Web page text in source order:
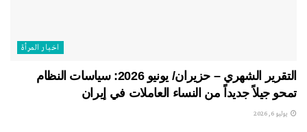
اخبار المرأة
التقرير الشهري – حزيران/ يونيو 2026: سياسات النظام
تمحو جيلاً جديداً من النساء العاملات في إيران
يوليو 6, 2026